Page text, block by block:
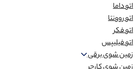
اتو داما
اتو روونتا
اتو فکر
اتو فیلیپس
زمین شوی برقی